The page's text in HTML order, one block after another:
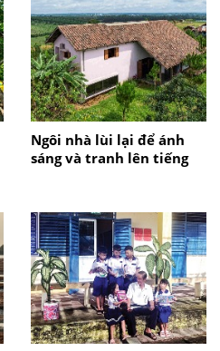
Ngôi nhà lùi lại để ánh
sáng và tranh lên tiếng